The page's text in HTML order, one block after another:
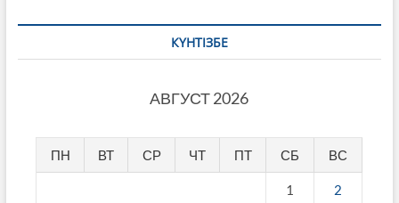
КҮНТІЗБЕ
АВГУСТ 2026
ПН ВТ СР ЧТ ПТ СБ ВС
1 2